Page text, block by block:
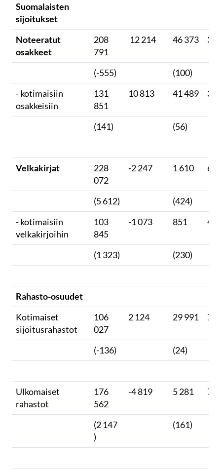
Suomalaisten
sijoitukset
Noteeratut
osakkeet
208
791
12 214 46 373 3
(-555)
(100)
- kotimaisiin
osakkeisiin
131
851
10 813 41 489
(141) (56)
Velkakirjat
228
072
-2 247 1 610 60
(5 612)
(424)
- kotimaisiin
velkakirjoihin
103
845
-1 073 851 45
(1 323) (230)
Rahasto-osuudet
Kotimaiset
sijoitusrahastot
106
027
2 124 29 991
(-136) (24)
Ulkomaiset
rahastot
176
562
-4 819 5 281 73
(2 147
)
(161)